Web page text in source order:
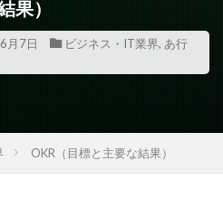
果）
月7日 ビジネス・IT業界, あ行
OKR（目標と主要な結果）